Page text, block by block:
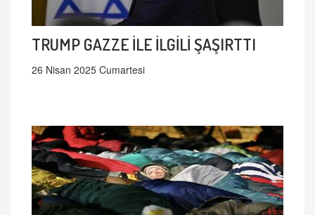
TRUMP GAZZE İLE İLGİLİ ŞAŞIRTTI
26 Nisan 2025 Cumartesi